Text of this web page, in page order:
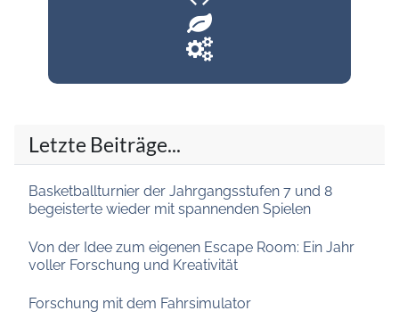
Letzte Beiträge...
Basketballturnier der Jahrgangsstufen 7 und 8
begeisterte wieder mit spannenden Spielen
Von der Idee zum eigenen Escape Room: Ein Jahr
voller Forschung und Kreativität
Forschung mit dem Fahrsimulator